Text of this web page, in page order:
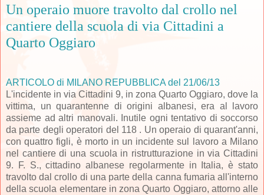
Un operaio muore travolto dal crollo nel
cantiere della scuola di via Cittadini a
Quarto Oggiaro
ARTICOLO di MILANO REPUBBLICA del 21/06/13
L'incidente in via Cittadini 9, in zona Quarto Oggiaro, dove la
vittima, un quarantenne di origini albanesi, era al lavoro
assieme ad altri manovali. Inutile ogni tentativo di soccorso
da parte degli operatori del 118 . Un operaio di quarant'anni,
con quattro figli, è morto in un incidente sul lavoro a Milano
nel cantiere di una scuola in ristrutturazione in via Cittadini
9. F. S., cittadino albanese regolarmente in Italia, è stato
travolto dal crollo di una parte della canna fumaria all'interno
della scuola elementare in zona Quarto Oggiaro, attorno alle